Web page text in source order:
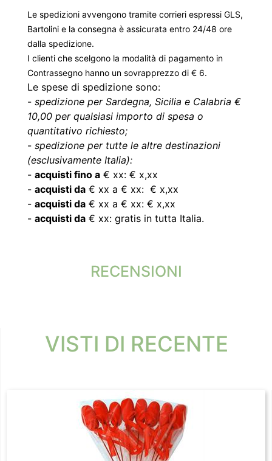
Le spedizioni avvengono tramite corrieri espressi GLS,
Bartolini e la consegna è assicurata entro 24/48 ore
dalla spedizione.
I clienti che scelgono la modalità di pagamento in
Contrassegno hanno un sovrapprezzo di € 6.
Le spese di spedizione sono:
- spedizione per Sardegna, Sicilia e Calabria €
10,00 per qualsiasi importo di spesa o
quantitativo richiesto;
- spedizione per tutte le altre destinazioni
(esclusivamente Italia):
- acquisti fino a € xx: € x,xx
- acquisti da € xx a € xx: € x,xx
- acquisti da € xx a € xx: € x,xx
- acquisti da € xx: gratis in tutta Italia.
RECENSIONI
VISTI DI RECENTE